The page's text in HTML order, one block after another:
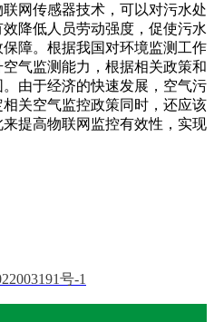
网传感器技术，可以对污水处
降低人员劳动强度，促使污水
障。根据我国对环境监测工作
气监测能力，根据相关政策和
由于经济的快速发展，空气污
关空气监控政策同时，还应该
提高物联网监控有效性，实现
号-1